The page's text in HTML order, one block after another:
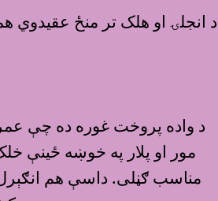
د انجلۍ او هلک تر منځ عقيدوي
مناسب ګڼلى. داسې هم